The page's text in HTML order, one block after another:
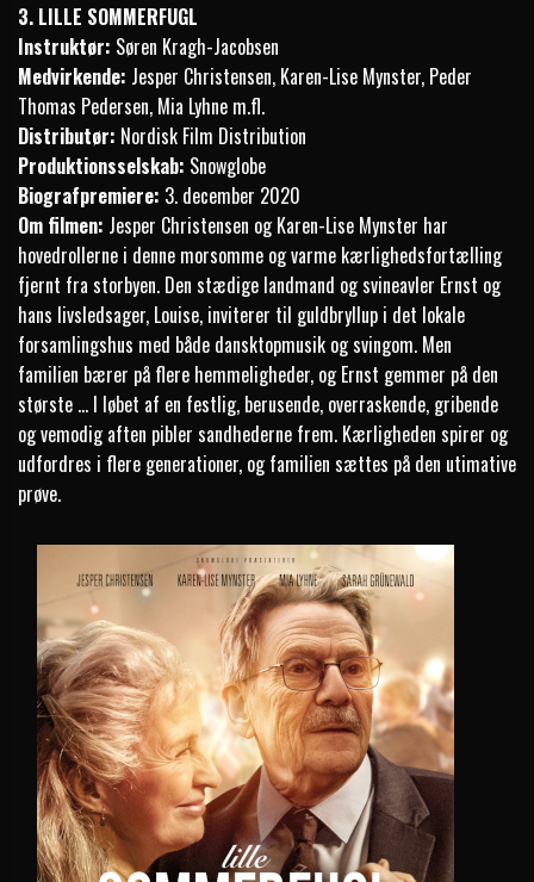
3. LILLE SOMMERFUGL
Instruktør: Søren Kragh-Jacobsen
Medvirkende: Jesper Christensen, Karen-Lise Mynster, Peder
Thomas Pedersen, Mia Lyhne m.fl.
Distributør: Nordisk Film Distribution
Produktionsselskab: Snowglobe
Biografpremiere: 3. december 2020
Om filmen: Jesper Christensen og Karen-Lise Mynster har
hovedrollerne i denne morsomme og varme kærlighedsfortælling
fjernt fra storbyen. Den stædige landmand og svineavler Ernst og
hans livsledsager, Louise, inviterer til guldbryllup i det lokale
forsamlingshus med både dansktopmusik og svingom. Men
familien bærer på flere hemmeligheder, og Ernst gemmer på den
største ... I løbet af en festlig, berusende, overraskende, gribende
og vemodig aften pibler sandhederne frem. Kærligheden spirer og
udfordres i flere generationer, og familien sættes på den utimative
prøve.